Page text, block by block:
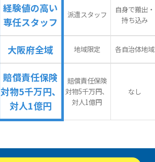
経験値の高い
専任スタッフ
派遣スタッフ
自身で搬出・
持ち込み
大阪府全域 地域限定 各自治体地域
賠償責任保険
対物5千万円、
対人1億円
賠償責任保険
対物5千万円、
対人1億円
なし